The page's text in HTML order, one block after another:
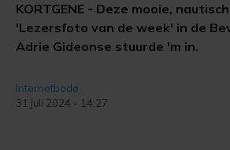
KORTGENE - Deze mooie,
'Lezersfoto van de week' in de
Adrie Gideonse stuurde 'm in.
Internetbode
31 juli 2024 - 14:27